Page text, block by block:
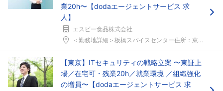
業20h〜【dodaエージェントサービス 求
人】
エスビー食品株式会社
＜勤務地詳細＞板橋スパイスセンター住所：東京都板橋...
【東京】ITセキュリティの戦略立案 〜東証上
場／在宅可・残業20h／就業環境 ／組織強化
の増員〜【dodaエージェントサービス 求